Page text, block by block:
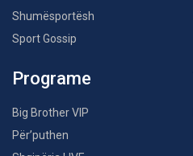
Shumësportësh
Sport Gossip
Programe
Big Brother VIP
Për’puthen